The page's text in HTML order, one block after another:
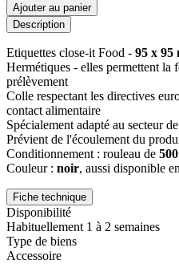
Ajouter au panier
Description
Etiquettes close-it Food - 95 x 95
Hermétiques - elles permettent la
prélèvement
Colle respectant les directives
contact alimentaire
Spécialement adapté au secteur
Prévient de l'écoulement du
Conditionnement : rouleau de 500
Couleur : noir, aussi disponible
Fiche technique
Disponibilité
Habituellement 1 à 2 semaines
Type de biens
Accessoire